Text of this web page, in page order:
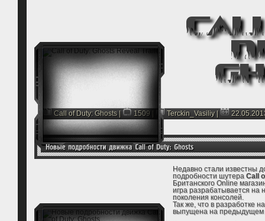
-
Call of Duty: Ghosts| 1509 | Terckin_Vasiliy|
Недавно стали известны
подробности шутера Call
Британского Online
игра разрабатывается на
поколения консолей.
Так же, что в разработке
выпущена на предыдущем